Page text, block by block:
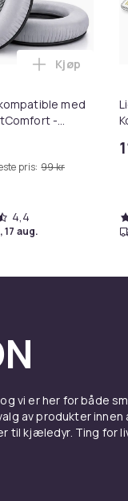
Brown -
med
-
pris: 99 kr
Legg
Kjøp
4,4
17 aug.
vi er her for både
av produkter innen
til kjæledyr. Ting for